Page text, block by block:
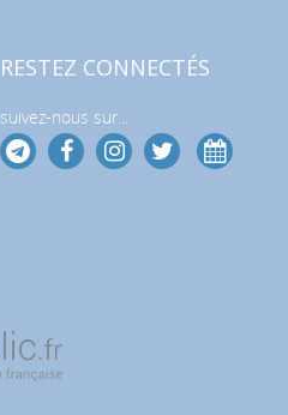
RESTEZ CONNECTÉS
suivez-nous sur...